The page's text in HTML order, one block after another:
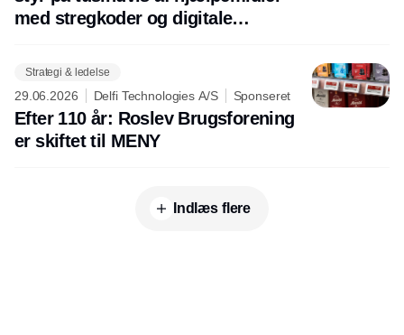
med stregkoder og digitale
Strategi & ledelse
29.06.2026 Delfi Technologies A/S Sponseret
Efter 110 år: Roslev Brugsforening
er skiftet til MENY
Indlæs flere